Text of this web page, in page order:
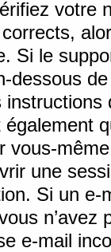
votre
corrects,
Si le
dessous
vous-
une
Si un
n’avez
e-mail